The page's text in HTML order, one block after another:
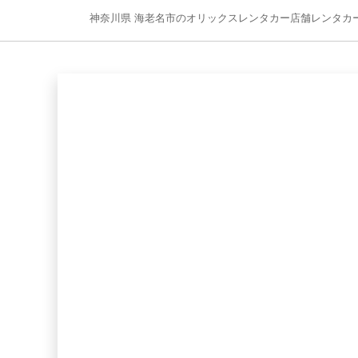
神奈川県 海老名市のオリックスレンタカー店舗レンタカ